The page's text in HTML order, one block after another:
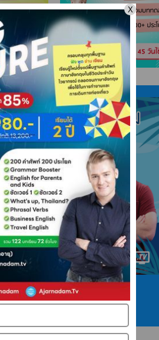
089 422 4546
@ajarnadam